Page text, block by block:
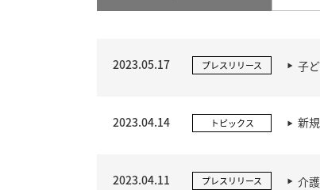
2023.05.17 プレスリリース 子
2023.04.14 トピックス 新
2023.04.11 プレスリリース 介